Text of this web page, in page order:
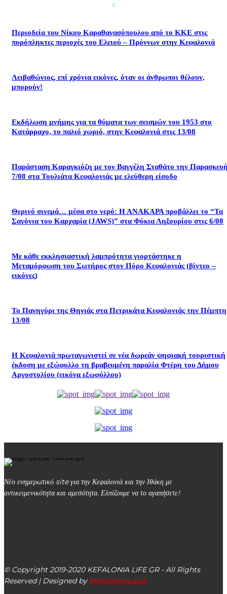
Περιοδεία του Νίκου Καραθανασόπουλου από το ΚΚΕ στις
πυρόπληκτες περιοχές του Ελειού – Πρόννων στην Κεφαλονιά
Λειβαθώνιος, επί χρόνια εικόνες, όταν οι άνθρωποι θέλουν,
μπορούν!
Εκδήλωση μνήμης για τα θύματα των σεισμών του 1953 στο
Κατάρραχο, το παλιό χωριό, στην Κεφαλονιά στις 13/08
Παράσταση Καραγκιόζη με τον Βαγγέλη Σταθάτο την
7/08 στα Τουλιάτα Κεφαλονιάς με ελεύθερη είσοδο
Θερινό σινεμά… μέσα στο νερό: Η ΑΝΑΚΑΡΑ προβάλλει το “Τα
Σαγόνια του Καρχαρία (JAWS)” στα Φύκια Ληξουρίου στις 6/08
Με κάθε εκκλησιαστική λαμπρότητα γιορτάστηκε η
Μεταμόρφωση του Σωτήρος στον Πόρο Κεφαλονιάς (βίντεο –
εικόνες)
Το Πανηγύρι της Θηνιάς στα Πετρικάτα Κεφαλονιάς την Πέμπτη
13/08
Η Κεφαλονιά πρωταγωνιστεί σε νέα δωρεάν ψηφιακή τουριστική
έκδοση με εξώφυλλο τη βραβευμένη παραλία Φτέρη του Δήμου
Αργοστολίου (εικόνα εξωφύλλου)
Νέο ενημερωτικό site για την Κεφαλονιά και την Ιθάκη με
αντικειμενικότητα και αμεσότητα. Ελπίζουμε να το αγαπήσετε!
© Copyright 2019-2020 KEFALONIA LIFE GR - All Rights
Reserved | Designed by MySystemLand